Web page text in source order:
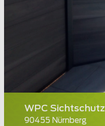
WPC Sichtschutz
90455 Nürnberg